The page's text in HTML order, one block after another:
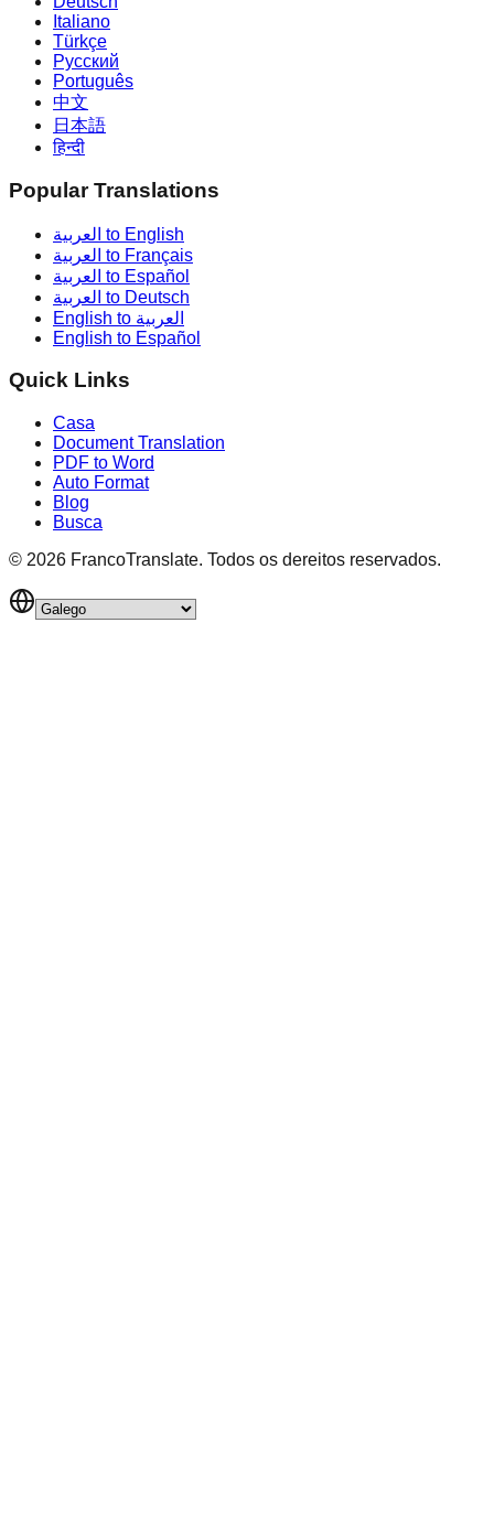
Italiano
Türkçe
Русский
Português
中文
日本語
हिन्दी
Popular Translations
العربية to English
العربية to Français
العربية to Español
العربية to Deutsch
English to العربية
English to Español
Quick Links
Casa
Document Translation
PDF to Word
Auto Format
Blog
Busca
© 2026 FrancoTranslate. Todos os dereitos reservados.